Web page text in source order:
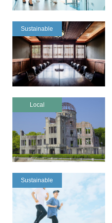
Sustainable
Local
Sustainable